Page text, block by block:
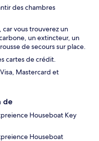
des chambres
car vous trouverez un
un extincteur, un
de secours sur place.
cartes de crédit.
Mastercard et
de
Houseboat Key
Houseboat